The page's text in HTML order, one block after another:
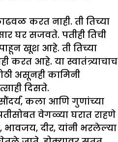
करत नाही. ती तिच्या
घर सजवते. पतीही तिची
खूश आहे. ती तिच्या
करत आहे. या स्वातंत्र्याचाच
असूनही कामिनी
दिसते.
कला आणि गुणांच्या
वेगळ्या घरात राहणे
दीर, यांनी भरलेल्या